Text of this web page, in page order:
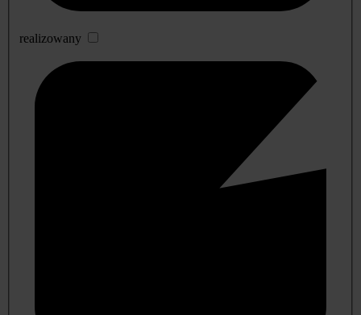
realizowany